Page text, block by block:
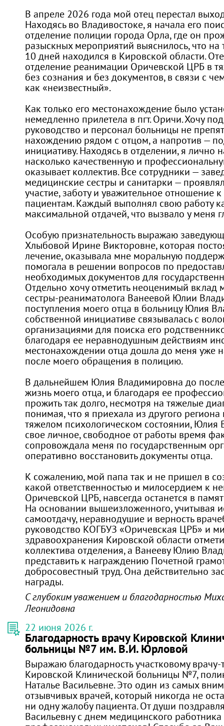
В апреле 2026 года мой отец перестал
Находясь во Владивостоке, я начала его
отделение полиции города Орла, где он
разыскных мероприятий выяснилось, что на
10 дней находился в Кировской области.
отделение реанимации Оричевской ЦРБ в
без сознания и без документов, в связи с
как «неизвестный».
Как только его местонахождение было
немедленно прилетела в пгт. Оричи. Хочу
руководство и персонал больницы не
нахождению рядом с отцом, а напротив —
инициативу. Находясь в отделении, я лично
насколько качественную и
оказывает коллектив. Все сотрудники —
медицинские сестры и санитарки —
участие, заботу и уважительное отношение
пациентам. Каждый выполнял свою работу
максимальной отдачей, что вызвало у меня
Особую признательность выражаю
Хлыбовой Ирине Викторовне, которая
лечение, оказывала мне моральную
помогала в решении вопросов по
необходимых документов для
Отдельно хочу отметить неоценимый вклад
сестры-реаниматолога Ванеевой Юлии
поступления моего отца в больницу Юлия
собственной инициативе связывалась с
организациями для поиска его
благодаря ее неравнодушным действиям
местонахождении отца дошла до меня уже
после моего обращения в полицию.
В дальнейшем Юлия Владимировна до
жизнь моего отца, и благодаря ее
прожить так долго, несмотря на тяжелые
понимая, что я приехала из другого региона
тяжелом психологическом состоянии, Юлия
свое личное, свободное от работы время
сопровождала меня по государственным
оперативно восстановить документы отца.
К сожалению, мой папа так и не пришел в
какой ответственностью и милосердием к
Оричевской ЦРБ, навсегда останется в
На основании вышеизложенного, учитывая
самоотдачу, неравнодушие и верность
руководство КОГБУЗ «Оричевская ЦРБ» и
здравоохранения Кировской области
коллектива отделения, а Ванееву Юлию
представить к награждению Почетной
добросовестный труд. Она действительно
награды.
С глубоким уважением и благодарностью
Леонидовна
22 июня 2026 г.
Благодарность врачу Кировской
больницы №7 им. В.И. Юрловой
Выражаю благодарность участковому врачу-
Кировской Клинической больницы №7,
Наталье Васильевне. Это один из самых
отзывчивых врачей, который никогда не
ни одну жалобу пациента. От души
Васильевну с днем медицинского